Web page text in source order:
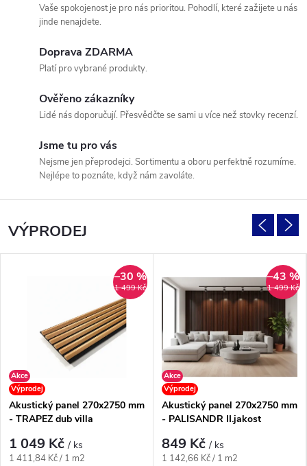
k
u
š
s
t
í
Vaše spokojenost je pro nás prioritou. Pohodlí, které zažijete u nás
jinde nenajdete.
Doprava ZDARMA
Platí pro vybrané produkty.
Ověřeno zákazníky
Lidé nás doporučují. Přesvědčte se sami u více než stovky recenzí.
Jsme tu pro vás
Nejsme jen přeprodejci. Sortimentu a oboru perfektně rozumíme.
Nejlépe to poznáte, když nám zavoláte.
VÝPRODEJ
Akce
Výprodej
1 499 Kč
–30 %
Akustický panel 270x2750 mm
- TRAPEZ dub villa
1 049 Kč/ ks
Měrná
1 411,84 Kč / 1 m2
Akce
Výprodej
1 499 Kč
–43 %
Akustický panel 270x2750 mm
- PALISANDR II.jakost
849 Kč/ ks
Měrná
1 142,66 Kč / 1 m2